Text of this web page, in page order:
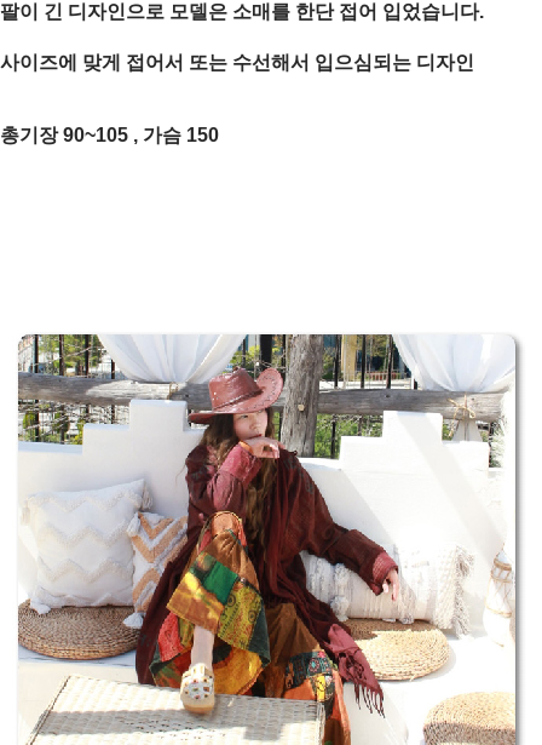
팔이 긴 디자인으로 모델은 소매를 한단 접어 입었습니다.
사이즈에 맞게 접어서 또는 수선해서 입으심되는 디자인
총기장 90~105 , 가슴 150